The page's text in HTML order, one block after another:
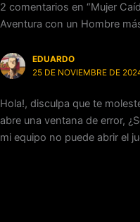
2 comentarios en “Mujer
Aventura con un Hombre
EDUARDO
25 DE NOVIEMBRE DE
Hola!, disculpa que te
abre una ventana de error,
mi equipo no puede abrir el